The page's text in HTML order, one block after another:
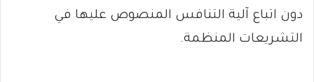
دون اتباع آلية التنافس المنصوص عليها في
التشريعات المنظمة.